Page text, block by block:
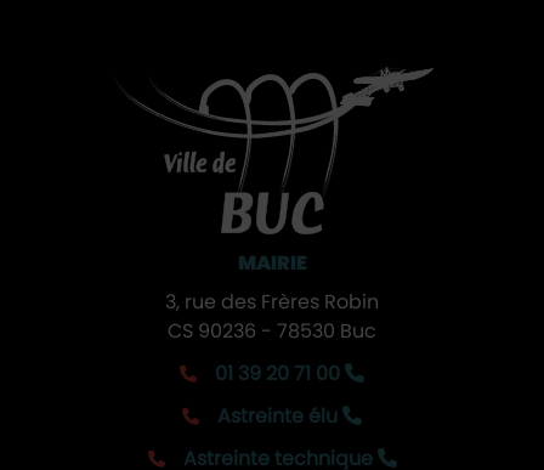
MAIRIE
3, rue des Frères Robin
CS 90236 - 78530 Buc
01 39 20 71 00
Astreinte élu
Astreinte technique